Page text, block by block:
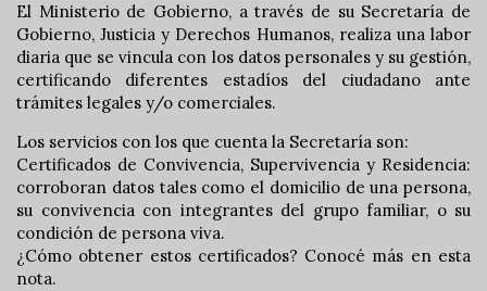
El Ministerio de Gobierno, a través de su Secretaría de
Gobierno, Justicia y Derechos Humanos, realiza una labor
diaria que se vincula con los datos personales y su gestión,
certificando diferentes estadíos del ciudadano ante
trámites legales y/o comerciales.
Los servicios con los que cuenta la Secretaría son:
Certificados de Convivencia, Supervivencia y Residencia:
corroboran datos tales como el domicilio de una persona,
su convivencia con integrantes del grupo familiar, o su
condición de persona viva.
¿Cómo obtener estos certificados? Conocé más en esta
nota.